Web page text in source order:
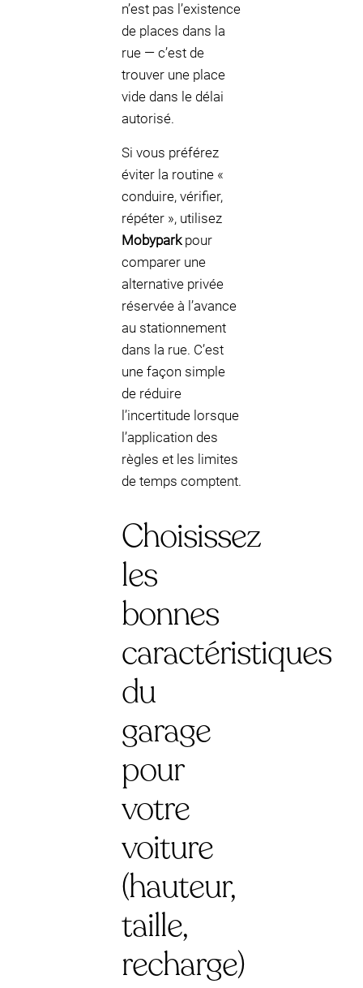
n’est pas l’existence
de places dans la
rue — c’est de
trouver une place
vide dans le délai
autorisé.
Si vous préférez
éviter la routine «
conduire, vérifier,
répéter », utilisez
Mobyparkpour
comparer une
alternative privée
réservée à l’avance
au stationnement
dans la rue. C’est
une façon simple
de réduire
l’incertitude lorsque
l’application des
règles et les limites
de temps comptent.
Choisissez
les
bonnes
caractéristiques
du
garage
pour
votre
voiture
(hauteur,
taille,
recharge)